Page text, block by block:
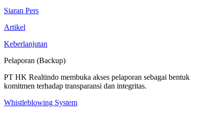
Siaran Pers
Artikel
Keberlanjutan
Pelaporan (Backup)
PT HK Realtindo membuka akses pelaporan sebagai bentuk
komitmen terhadap transparansi dan integritas.
Whistleblowing System